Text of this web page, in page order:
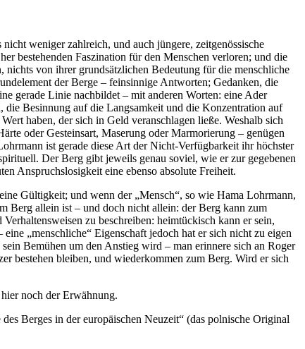
weniger zahlreich, und auch jüngere, zeitgenössische
bestehenden Faszination für den Menschen verloren; und die
von ihrer grundsätzlichen Bedeutung für die menschliche
der Berge – feinsinnige Antworten; Gedanken, die
gerade Linie nachbildet – mit anderen Worten: eine Ader
die Besinnung auf die Langsamkeit und die Konzentration auf
haben, der sich in Geld veranschlagen ließe. Weshalb sich
oder Gesteinsart, Maserung oder Marmorierung – genügen
ist gerade diese Art der Nicht-Verfügbarkeit ihr höchster
Der Berg gibt jeweils genau soviel, wie er zur gegebenen
Anspruchslosigkeit eine ebenso absolute Freiheit.
Gültigkeit; und wenn der „Mensch“, so wie Hama Lohrmann,
Berg allein ist – und doch nicht allein: der Berg kann zum
zu beschreiben: heimtückisch kann er sein,
„menschliche“ Eigenschaft jedoch hat er sich nicht zu eigen
Bemühen um den Anstieg wird – man erinnere sich an Roger
bestehen bleiben, und wiederkommen zum Berg. Wird er sich
noch der Erwähnung.
Berges in der europäischen Neuzeit“ (das polnische Original